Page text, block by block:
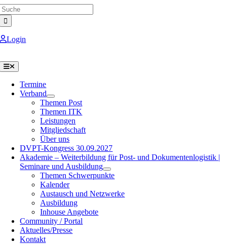
Skip
to
content
Login
Toggle
Navigation
Termine
Verband
Themen Post
Themen ITK
Leistungen
Mitgliedschaft
Über uns
DVPT-Kongress 30.09.2027
Akademie – Weiterbildung für Post- und Dokumentenlogistik |
Seminare und Ausbildung
Themen Schwerpunkte
Kalender
Austausch und Netzwerke
Ausbildung
Inhouse Angebote
Community / Portal
Aktuelles/Presse
Kontakt